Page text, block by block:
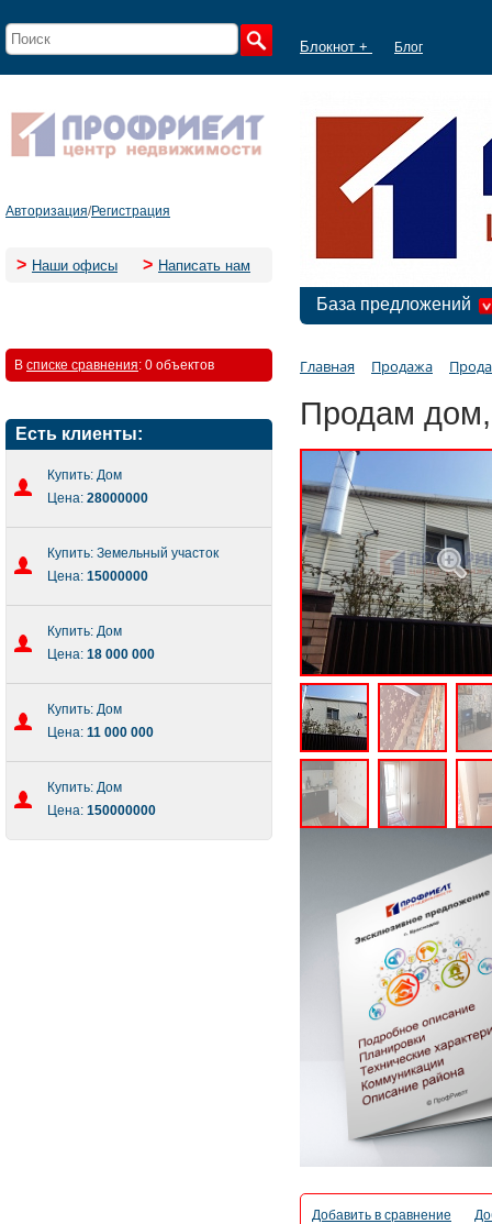
Блокнот + Блог
Авторизация/Регистрация
> Наши офисы > Написать нам
База предложений
В списке сравнения: 0 объектов
Есть клиенты:
Купить: Дом
Цена: 28000000
Купить: Земельный участок
Цена: 15000000
Купить: Дом
Цена: 18 000 000
Купить: Дом
Цена: 11 000 000
Купить: Дом
Цена: 150000000
Главная Продажа
Продам
Добавить в сравнение